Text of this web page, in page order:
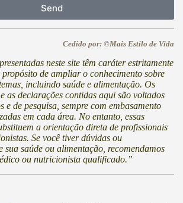
Send
Cedido por: ©Mais Estilo de Vida
neste site têm caráter estritamente
de ampliar o conhecimento sobre
incluindo saúde e alimentação. Os
as declarações contidas aqui são voltados
e de pesquisa, sempre com embasamento
em cada área. No entanto, essas
a orientação direta de profissionais
Se você tiver dúvidas ou
sua saúde ou alimentação, recomendamos
ou nutricionista qualificado.”